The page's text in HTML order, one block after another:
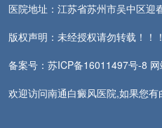
医院地址：江苏省苏州市吴中区迎
版权声明：未经授权请勿转载！！
备案号：苏ICP备16011497号-8
欢迎访问南通白癜风医院,如果您